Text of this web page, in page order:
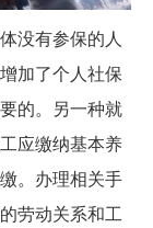
没有参保的人
加了个人社保
的。另一种就
应缴纳基本养
。办理相关手
劳动关系和工